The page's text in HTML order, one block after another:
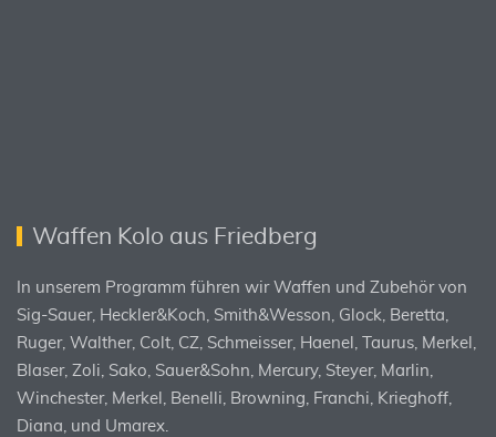
Waffen Kolo aus Friedberg
In unserem Programm führen wir Waffen und Zubehör von
Sig-Sauer, Heckler&Koch, Smith&Wesson, Glock, Beretta,
Ruger, Walther, Colt, CZ, Schmeisser, Haenel, Taurus, Merkel,
Blaser, Zoli, Sako, Sauer&Sohn, Mercury, Steyer, Marlin,
Winchester, Merkel, Benelli, Browning, Franchi, Krieghoff,
Diana, und Umarex.